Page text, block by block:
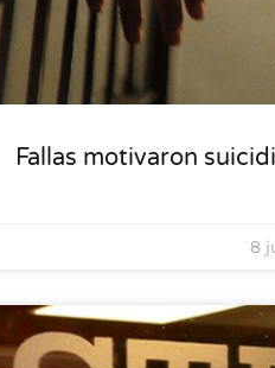
Fallas motivaron
8
CAJA NEGRA